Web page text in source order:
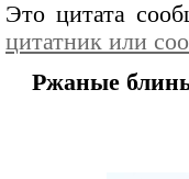
Это цитата
цитатник или
Ржаные